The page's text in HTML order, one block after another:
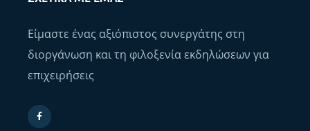
Είμαστε ένας αξιόπιστος συνεργάτης στη
διοργάνωση και τη φιλοξενία εκδηλώσεων για
επιχειρήσεις